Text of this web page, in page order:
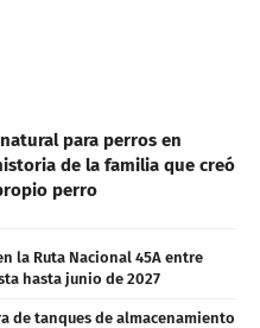
para perros en
de la familia que creó
perro
la Ruta Nacional 45A entre
hasta junio de 2027
de tanques de almacenamiento